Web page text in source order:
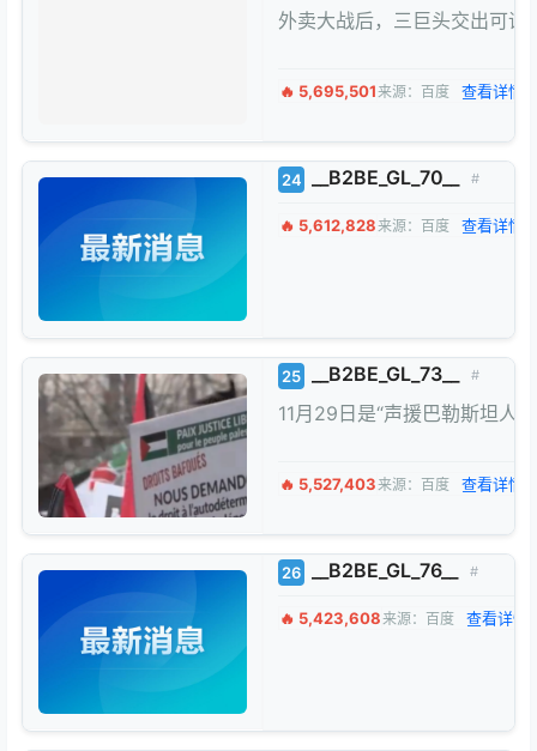
外卖大战后，三巨头交出可
🔥 5,695,501来源：百度 查看详情
24 __B2BE_GL_70__ #
🔥 5,612,828来源：百度 查看详情
25 __B2BE_GL_73__ #
11月29日是“声援巴勒斯坦人
🔥 5,527,403来源：百度 查看详情
26 __B2BE_GL_76__ #
🔥 5,423,608来源：百度 查看详情